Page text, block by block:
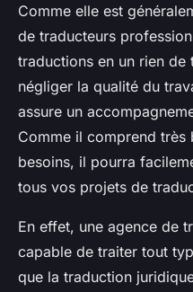
Comme elle est
de traducteurs
traductions en un rien de
négliger la qualité du
assure un
Comme il comprend très
besoins, il pourra
tous vos projets de
En effet, une agence de
capable de traiter tout
que la traduction